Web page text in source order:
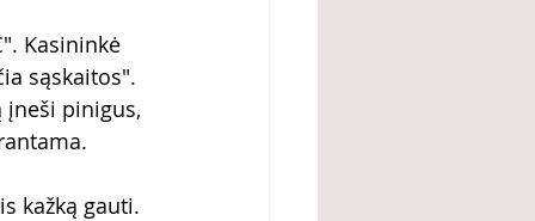
Kasininkė
sąskaitos".
įneši pinigus,
kažką gauti.